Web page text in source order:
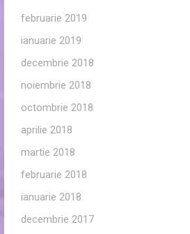
februarie 2019
ianuarie 2019
decembrie 2018
noiembrie 2018
octombrie 2018
aprilie 2018
martie 2018
februarie 2018
ianuarie 2018
decembrie 2017